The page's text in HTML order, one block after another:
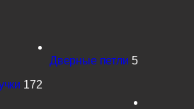
172
Дверные петли 5